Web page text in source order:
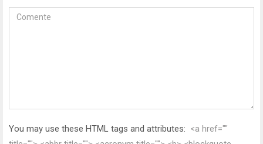
You may use these HTML tags and attributes: <a href=""